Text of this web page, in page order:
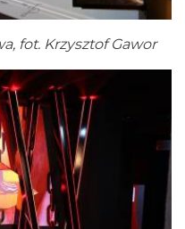
fot. Krzysztof Gawor